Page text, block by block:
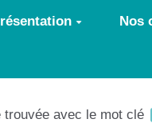
Nos
trouvée avec le mot clé